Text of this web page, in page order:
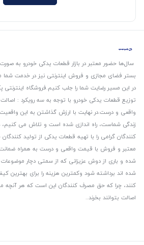
سال‌ها حضور معتبر در بازار قطعات یدکی خودرو به
بستر فضای مجازی و فروش اینترنتی نیز در خدمت شما
در این مسیر رضایت شما را جلب کنیم.فروشگاه
توزیع قطعات یدکی خودرو با توجه به سه رویکرد :
واقعی و درست.در نهایت با ارزش گذاشتن به این
زندگی شماست، راه اندازی شده است و تلاش می کنیم،
کنندگان گرامی را با تهیه قطعات یدکی از تولید کنندگان
معتبر و فروش با قیمت واقعی و درست به همراه ضمانت
شده و باری از دوش عزیزانی که از سمتی دچار
شده اند برداشته شود و‌کمترین هزینه را برای بهترین
کنند، چرا که حق مصرف کنندگان این است که هر آنچه
اصالت بتوانند بخرند..